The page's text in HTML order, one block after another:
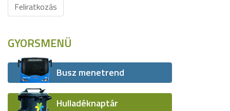
Feliratkozás
GYORSMENÜ
Busz menetrend
Hulladéknaptár